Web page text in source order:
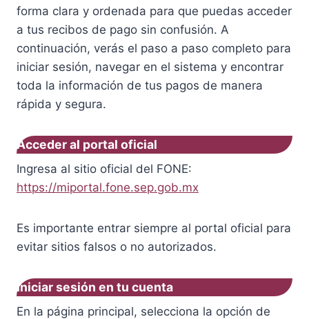
forma clara y ordenada para que puedas acceder
a tus recibos de pago sin confusión. A
continuación, verás el paso a paso completo para
iniciar sesión, navegar en el sistema y encontrar
toda la información de tus pagos de manera
rápida y segura.
Acceder al portal oficial
Ingresa al sitio oficial del FONE:
https://miportal.fone.sep.gob.mx
Es importante entrar siempre al portal oficial para
evitar sitios falsos o no autorizados.
Iniciar sesión en tu cuenta
En la página principal, selecciona la opción de